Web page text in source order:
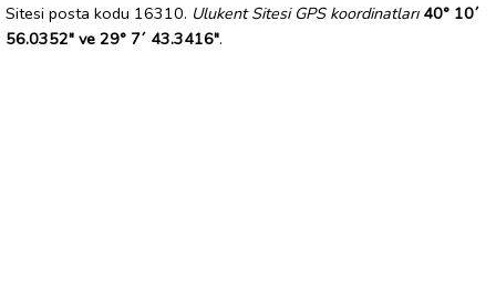
Sitesi posta kodu 16310. Ulukent Sitesi GPS koordinatları 40° 10´
56.0352" ve 29° 7´ 43.3416".